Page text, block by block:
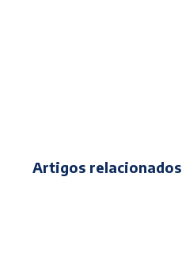
Artigos relacionados